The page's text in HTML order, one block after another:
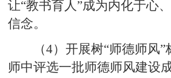
让“教书育人”成为内化于心
信念。
（4）开展树“师德师风
师中评选一批师德师风建设